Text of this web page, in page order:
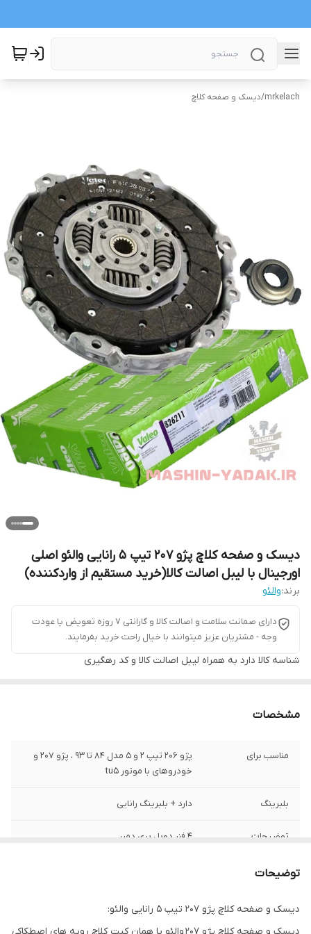
mrkelach
/دیسک و صفحه کلاچ
دیسک و صفحه کلاچ پژو 207 تیپ 5 رانایی والئو اصلی
اورجینال با لیبل اصالت کالا(خرید مستقیم از واردکننده)
برند:والئو
دارای صمانت سلامت و اصالت کالا و گارانتی 7 روزه تعویض یا عودت
وجه - مشتریان عزیز میتوانند با خیال راحت خرید بفرمایند.
شناسه کالا دارد به همراه لیبل اصالت کالا و کد رهگیری
مشخصات
مناسب برای
پژو 206 تیپ 2 و 5 مدل 84 تا 93 ، پژو 207 و
خودروهای با موتور tu5
بلبرینگ دارد + بلبرینگ رانایی
توضیحات 4 فنر دوبل پری دمپر
کشور سازنده
صورت خرابی
توضیحات
دیسک و صفحه کلاچ پژو 207 تیپ 5 رانایی والئو: